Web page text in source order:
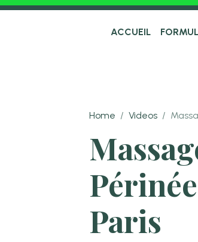
ACCUEIL
Home Videos
Paris